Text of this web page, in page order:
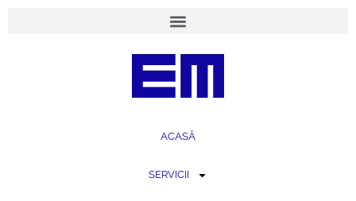
ACASĂ
SERVICII